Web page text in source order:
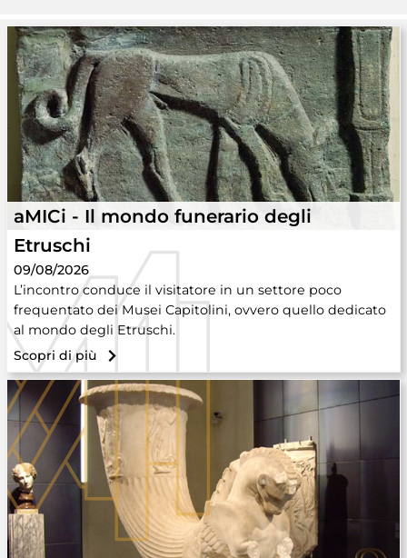
aMICi - Il mondo funerario degli
Etruschi
09/08/2026
L’incontro conduce il visitatore in un settore poco
frequentato dei Musei Capitolini, ovvero quello dedicato
al mondo degli Etruschi.
Scopri di più